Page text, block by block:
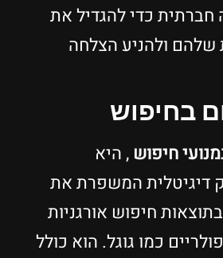
חברתית כדי להגדיל את
שלהם ולהניע הצלחה
חיפוש , היא
דיגיטלית המשפרת את
חיפוש אורגניות
כמו גוגל. הוא כולל